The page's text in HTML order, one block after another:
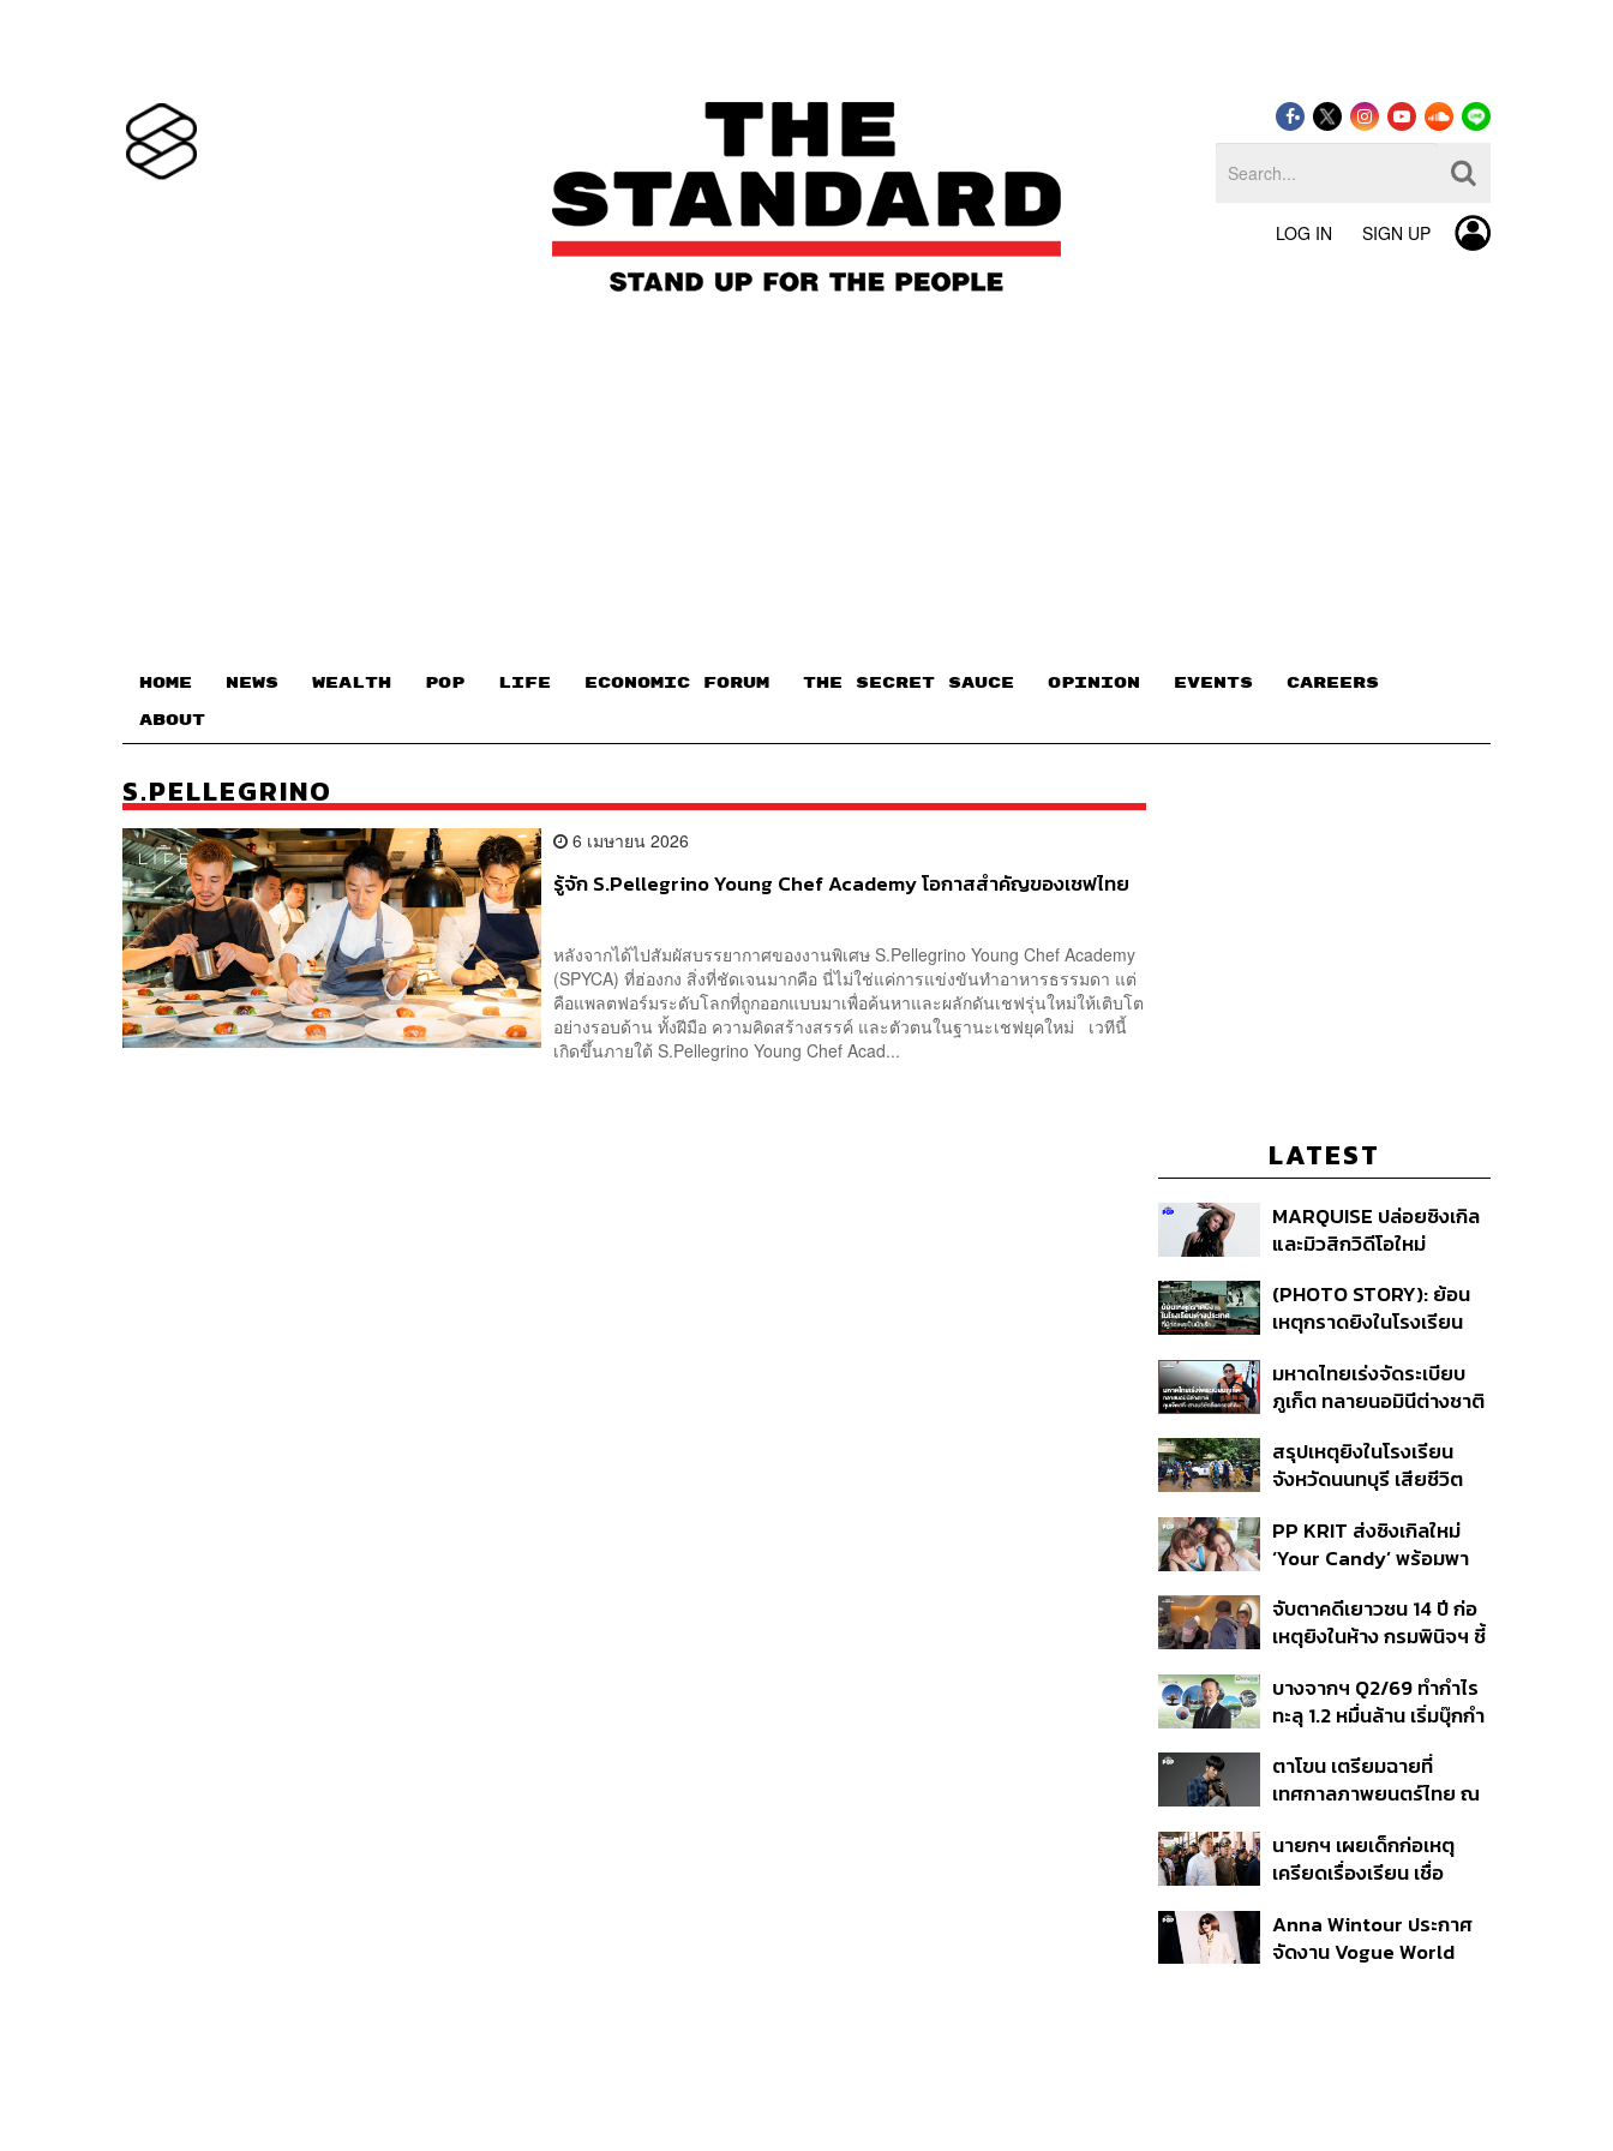
LOG IN SIGN UP
HOME NEWS WEALTH POP LIFE ECONOMIC FORUM THE SECRET SAUCE​ OPINION EVENTS CAREERS
ABOUT
S.PELLEGRINO
6 เมษายน 2026
รู้จัก S.Pellegrino Young Chef Academy โอกาสสำคัญของเชฟไทย
หลังจากได้ไปสัมผัสบรรยากาศของงานพิเศษ S.Pellegrino Young Chef Academy
(SPYCA) ที่ฮ่องกง สิ่งที่ชัดเจนมากคือ นี่ไม่ใช่แค่การแข่งขันทำอาหารธรรมดา แต่
คือแพลตฟอร์มระดับโลกที่ถูกออกแบบมาเพื่อค้นหาและผลักดันเชฟรุ่นใหม่ให้เติบโต
อย่างรอบด้าน ทั้งฝีมือ ความคิดสร้างสรรค์ และตัวตนในฐานะเชฟยุคใหม่ เวทีนี้
เกิดขึ้นภายใต้ S.Pellegrino Young Chef Acad...
LATEST
MARQUISE ปล่อยซิงเกิล
และมิวสิกวิดีโอใหม่
สัมพันธ์สุด Toxic
(PHOTO STORY): ย้อน
เหตุกราดยิงในโรงเรียน
นักเรียน
มหาดไทยเร่งจัดระเบียบ
ภูเก็ต ทลายนอมินีต่างชาติ
ที่ดิน เคลียร์ใบอนุญาต
โรงแรมค้าง 7 ปี
สรุปเหตุยิงในโรงเรียน
จังหวัดนนทบุรี เสียชีวิต
ปมค้นประวัติคดีกราดยิงที่
สหรัฐฯ
PP KRIT ส่งซิงเกิลใหม่
‘Your Candy’ พร้อมพา
สิกวิดีโอ
จับตาคดีเยาวชน 14 ปี ก่อ
เหตุยิงในห้าง กรมพินิจฯ ชี้
เนื่อง ประเมินปล่อยตัว
บางจากฯ Q2/69 ทำกำไร
ทะลุ 1.2 หมื่นล้าน เริ่มบุ๊กกำ
แรก หนุนรายได้ครึ่งปีทะลุ
3.2 แสนล้าน
ตาโขน เตรียมฉายที่
เทศกาลภาพยนตร์ไทย ณ
นายกฯ เผยเด็กก่อเหตุ
เครียดเรื่องเรียน เชื่อ
กระสุนอีกกว่า 30 นัด หาก
ไม่จบชีวิตตัวเองอาจสูญ
Anna Wintour ประกาศ
จัดงาน Vogue World